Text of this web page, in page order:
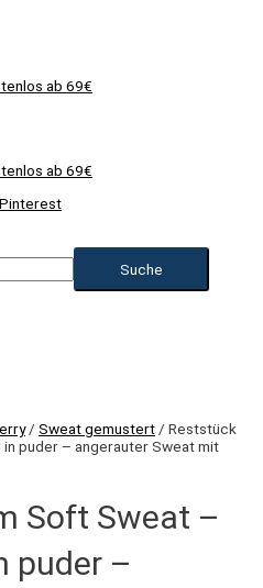
ab 69€
ab 69€
Pinterest
/ Sweat gemustert / Reststück
puder – angerauter Sweat mit
Soft Sweat –
puder –